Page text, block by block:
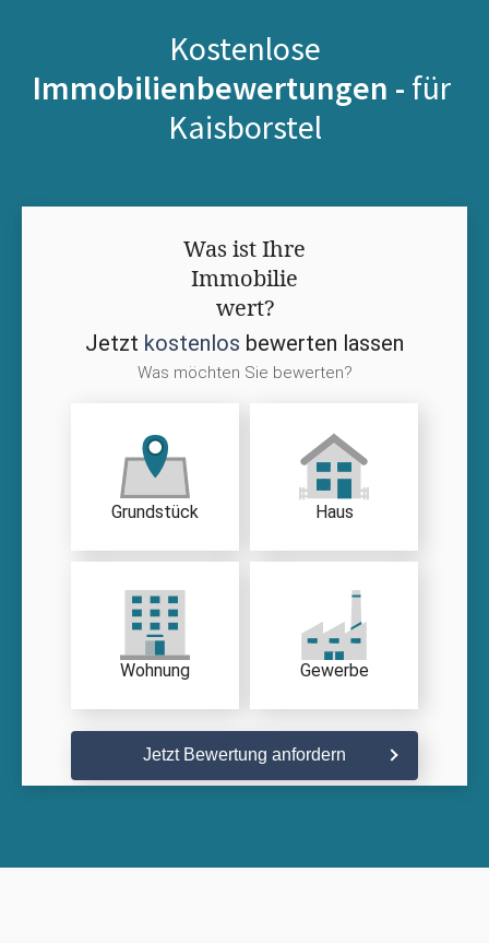
Kostenlose
Immobilienbewertungen - für
Kaisborstel
Was ist Ihre
Immobilie
wert?
Jetzt kostenlos bewerten lassen
Was möchten Sie bewerten?
Grundstück Haus
Wohnung Gewerbe
Jetzt Bewertung anfordern